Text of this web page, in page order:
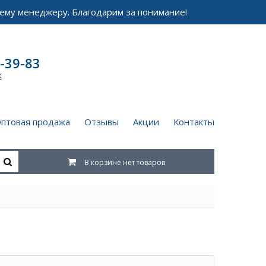
менеджеру. Благодарим за понимание!
83
продажа Отзывы Акции Контакты
В корзине нет товаров